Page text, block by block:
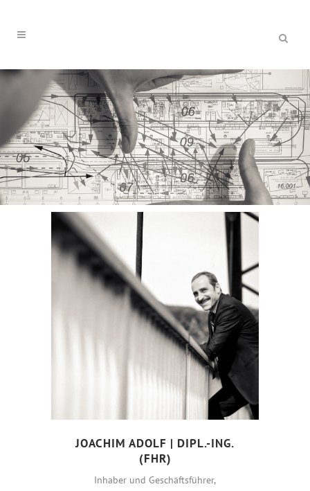
JOACHIM ADOLF | DIPL.-ING.
(FHR)
Inhaber und Geschäftsführer,